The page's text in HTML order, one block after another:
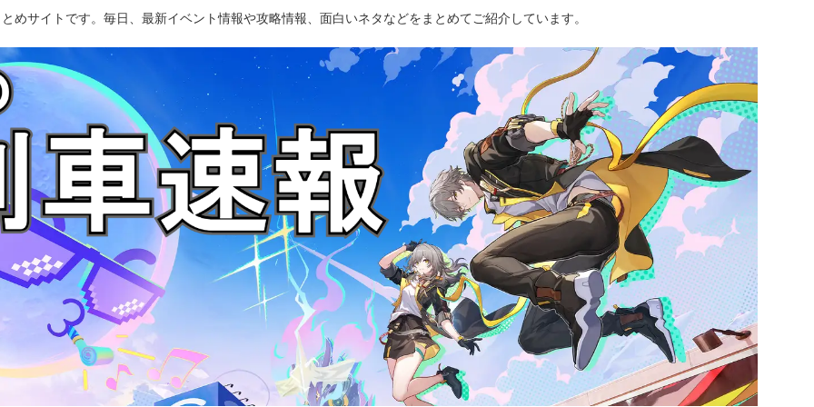
めサイトです。毎日、最新イベント情報や攻略情報、面白いネタなどをまとめてご紹介しています。